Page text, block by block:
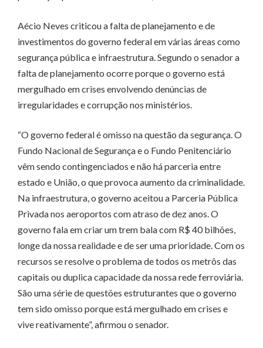
Aécio Neves criticou a falta de planejamento e de
investimentos do governo federal em várias áreas como
segurança pública e infraestrutura. Segundo o senador a
falta de planejamento ocorre porque o governo está
mergulhado em crises envolvendo denúncias de
irregularidades e corrupção nos ministérios.
“O governo federal é omisso na questão da segurança. O
Fundo Nacional de Segurança e o Fundo Penitenciário
vêm sendo contingenciados e não há parceria entre
estado e União, o que provoca aumento da criminalidade.
Na infraestrutura, o governo aceitou a Parceria Pública
Privada nos aeroportos com atraso de dez anos. O
governo fala em criar um trem bala com R$ 40 bilhões,
longe da nossa realidade e de ser uma prioridade. Com os
recursos se resolve o problema de todos os metrôs das
capitais ou duplica capacidade da nossa rede ferroviária.
São uma série de questões estruturantes que o governo
tem sido omisso porque está mergulhado em crises e
vive reativamente”, afirmou o senador.